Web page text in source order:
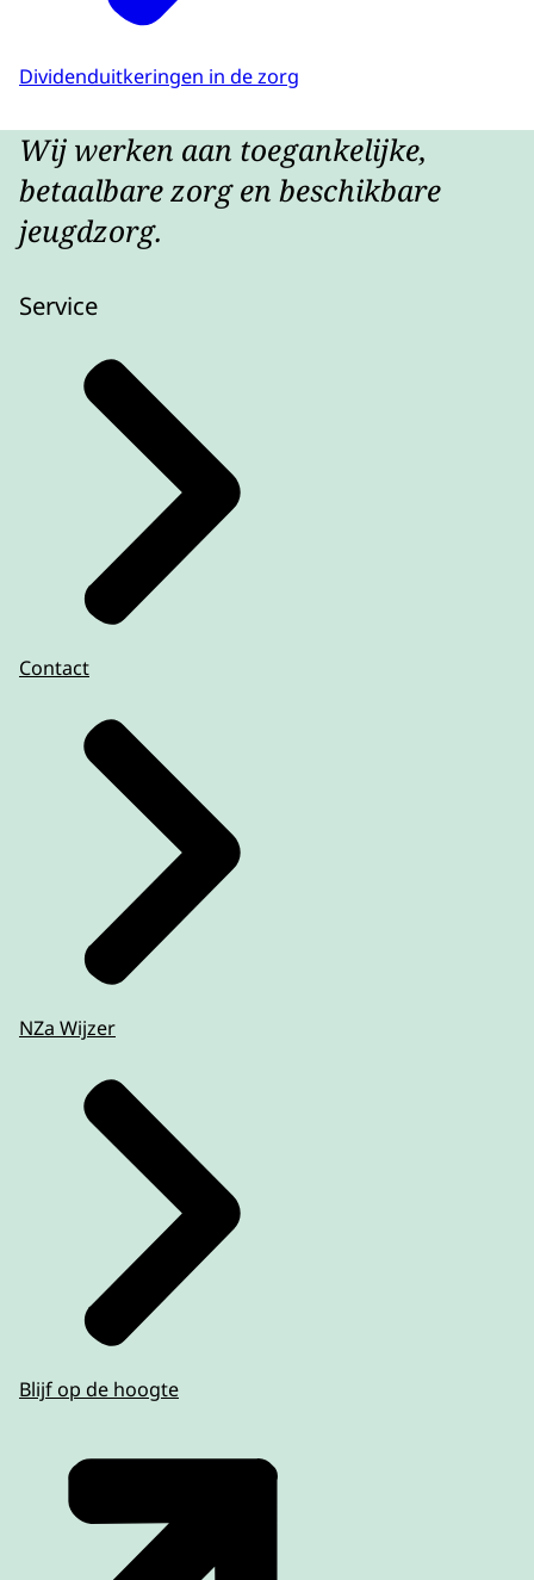
Dividenduitkeringen in de zorg
Wij werken aan toegankelijke,
betaalbare zorg en beschikbare
jeugdzorg.
Service
Contact
NZa Wijzer
Blijf op de hoogte